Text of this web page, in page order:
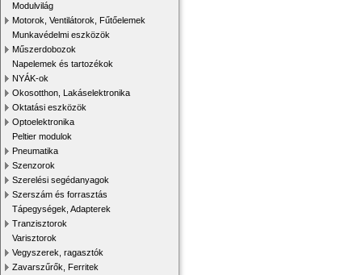
Modulvilág
Motorok, Ventilátorok, Fűtőelemek
Munkavédelmi eszközök
Műszerdobozok
Napelemek és tartozékok
NYÁK-ok
Okosotthon, Lakáselektronika
Oktatási eszközök
Optoelektronika
Peltier modulok
Pneumatika
Szenzorok
Szerelési segédanyagok
Szerszám és forrasztás
Tápegységek, Adapterek
Tranzisztorok
Varisztorok
Vegyszerek, ragasztók
Zavarszűrők, Ferritek